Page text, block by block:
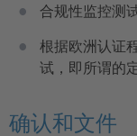
合规性监控测
根据欧洲认证
试，即所谓的
确认和文件